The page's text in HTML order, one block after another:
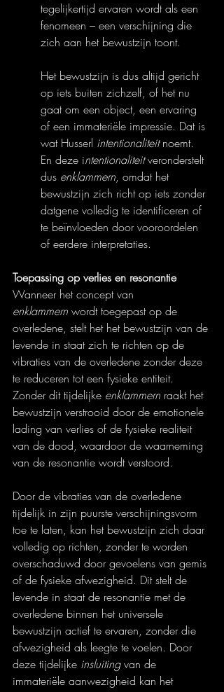
tegelijkertijd ervaren wordt als een
fenomeen – een verschijning die
zich aan het bewustzijn toont.
Het bewustzijn is dus altijd gericht
op iets buiten zichzelf, of het nu
gaat om een object, een ervaring
of een immateriële impressie. Dat is
wat Husserl intentionaliteit noemt.
En deze intentionaliteit veronderstelt
dus enklammern, omdat het
bewustzijn zich richt op iets zonder
datgene volledig te identificeren of
te beïnvloeden door vooroordelen
of eerdere interpretaties.
Toepassing op verlies en resonantie
Wanneer het concept van
enklammern wordt toegepast op de
overledene, stelt het het bewustzijn van de
levende in staat zich te richten op de
vibraties van de overledene zonder deze
te reduceren tot een fysieke entiteit.
Zonder dit tijdelijke enklammern raakt het
bewustzijn verstrooid door de emotionele
lading van verlies of de fysieke realiteit
van de dood, waardoor de waarneming
van de resonantie wordt verstoord.
Door de vibraties van de overledene
tijdelijk in zijn puurste verschijningsvorm
toe te laten, kan het bewustzijn zich daar
volledig op richten, zonder te worden
overschaduwd door gevoelens van gemis
of de fysieke afwezigheid. Dit stelt de
levende in staat de resonantie met de
overledene binnen het universele
bewustzijn actief te ervaren, zonder die
afwezigheid als leegte te voelen. Door
deze tijdelijke insluiting van de
immateriële aanwezigheid kan het